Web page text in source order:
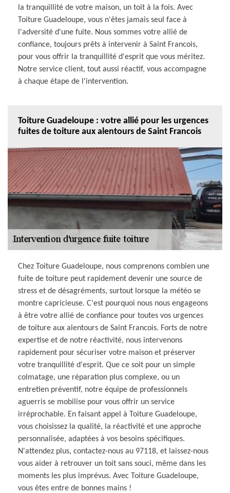
la tranquillité de votre maison, un toit à la fois. Avec
Toiture Guadeloupe, vous n'êtes jamais seul face à
l'adversité d'une fuite. Nous sommes votre allié de
confiance, toujours prêts à intervenir à Saint Francois,
pour vous offrir la tranquillité d'esprit que vous méritez.
Notre service client, tout aussi réactif, vous accompagne
à chaque étape de l'intervention.
Toiture Guadeloupe : votre allié pour les urgences
fuites de toiture aux alentours de Saint Francois
Chez Toiture Guadeloupe, nous comprenons combien une
fuite de toiture peut rapidement devenir une source de
stress et de désagréments, surtout lorsque la météo se
montre capricieuse. C'est pourquoi nous nous engageons
à être votre allié de confiance pour toutes vos urgences
de toiture aux alentours de Saint Francois. Forts de notre
expertise et de notre réactivité, nous intervenons
rapidement pour sécuriser votre maison et préserver
votre tranquillité d'esprit. Que ce soit pour un simple
colmatage, une réparation plus complexe, ou un
entretien préventif, notre équipe de professionnels
aguerris se mobilise pour vous offrir un service
irréprochable. En faisant appel à Toiture Guadeloupe,
vous choisissez la qualité, la réactivité et une approche
personnalisée, adaptées à vos besoins spécifiques.
N'attendez plus, contactez-nous au 97118, et laissez-nous
vous aider à retrouver un toit sans souci, même dans les
moments les plus imprévus. Avec Toiture Guadeloupe,
vous êtes entre de bonnes mains !